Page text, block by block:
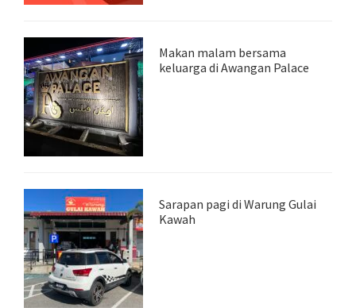
Makan malam bersama
keluarga di Awangan Palace
Sarapan pagi di Warung Gulai
Kawah